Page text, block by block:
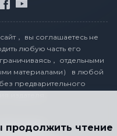
продолжить чтение
， вы соглашаетесь не
любую часть его
， отдельными
материалами） в любой
предварительного